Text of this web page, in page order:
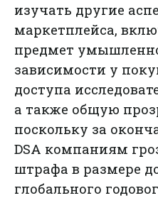
изучать другие
маркетплейса,
предмет
зависимости у
доступа
а также общую
поскольку за
DSA компаниям
штрафа в размере
глобального